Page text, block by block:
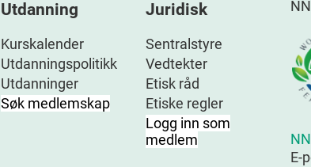
Utdanning
Kurskalender
Utdanningspolitikk
Utdanninger
Søk medlemskap
Juridisk
Sentralstyre
Vedtekter
Etisk råd
Etiske regler
Logg inn som
medlem
E-